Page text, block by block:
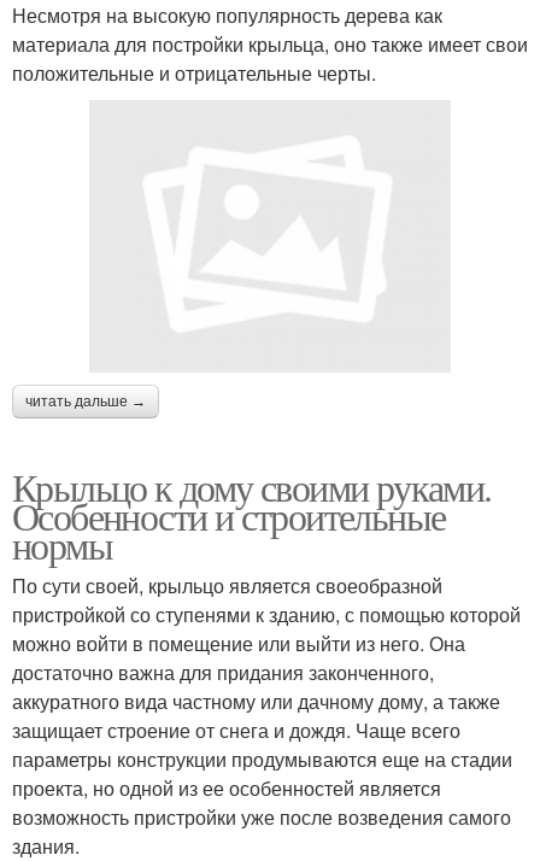
Несмотря на высокую популярность дерева как
материала для постройки крыльца, оно также имеет свои
положительные и отрицательные черты.
читать дальше →
Крыльцо к дому своими руками.
Особенности и строительные
нормы
По сути своей, крыльцо является своеобразной
пристройкой со ступенями к зданию, с помощью которой
можно войти в помещение или выйти из него. Она
достаточно важна для придания законченного,
аккуратного вида частному или дачному дому, а также
защищает строение от снега и дождя. Чаще всего
параметры конструкции продумываются еще на стадии
проекта, но одной из ее особенностей является
возможность пристройки уже после возведения самого
здания.